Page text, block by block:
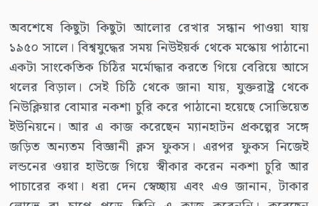
অবশেষে কিছুটা কিছুটা আলোর রেখার সন্ধান পাওয়া যায়
১৯৫০ সালে। বিশ্বযুদ্ধের সময় নিউইয়র্ক থেকে মস্কোয় পাঠানো
একটা সাংকেতিক চিঠির মর্মোদ্ধার করতে গিয়ে বেরিয়ে আসে
থলের বিড়াল। সেই চিঠি থেকে জানা যায়, যুক্তরাষ্ট্র থেকে
নিউক্লিয়ার বোমার নকশা চুরি করে পাঠানো হয়েছে সোভিয়েত
ইউনিয়নে। আর এ কাজ করেছেন ম্যানহাটন প্রকল্পের সঙ্গে
জড়িত অন্যতম বিজ্ঞানী ক্লস ফুকস। এরপর ফুকস নিজেই
লন্ডনের ওয়ার হাউজে গিয়ে স্বীকার করেন নকশা চুরি আর
পাচারের কথা। ধরা দেন স্বেচ্ছায় এবং এও জানান, টাকার